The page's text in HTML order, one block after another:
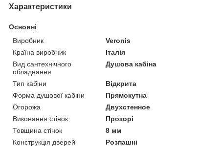
Характеристики
Основні
Виробник
Veronis
Країна виробник
Італія
Вид сантехнічного
обладнання
Душова кабіна
Тип кабіни
Відкрита
Форма душової кабіни
Прямокутна
Огорожа
Двухстенное
Виконання стінок
Прозорі
Товщина стінок
8 мм
Конструкція дверей
Розпашні